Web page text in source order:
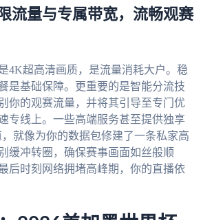
流量与专属带宽，流畅观赛
4K超高清画质，是流量消耗大户。稳
是基础保障。更重要的是智能分流技
你的观赛流量，并将其引导至专门优
专线上。一些高端服务甚至提供独享
就像为你的数据包修建了一条私家高
缓冲转圈，确保赛事画面如丝般顺
后时刻网络拥堵高峰期，你的直播依